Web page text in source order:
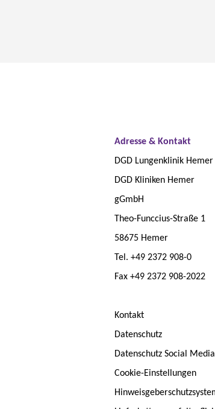
Adresse & Kontakt
DGD Lungenklinik Hemer
DGD Kliniken Hemer
gGmbH
Theo-Funccius-Straße 1
58675 Hemer
Tel. +49 2372 908-0
Fax +49 2372 908-2022
Kontakt
Datenschutz
Datenschutz Social Media
Cookie-Einstellungen